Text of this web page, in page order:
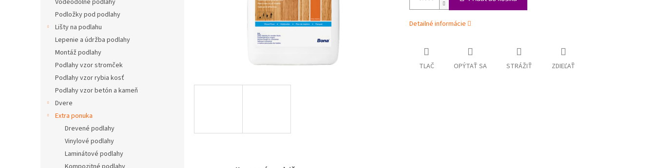
Vodeodolné podlahy
Podložky pod podlahy
Lišty na podlahu
Lepenie a údržba podlahy
Montáž podlahy
Podlahy vzor stromček
Podlahy vzor rybia kosť
Podlahy vzor betón a kameň
Dvere
Extra ponuka
Drevené podlahy
Vinylové podlahy
Laminátové podlahy
Detailné informácie
TLAČ OPÝTAŤ SA STRÁŽIŤ ZDIEĽAŤ